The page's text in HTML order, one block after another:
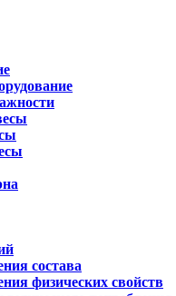
состава
физических свойств